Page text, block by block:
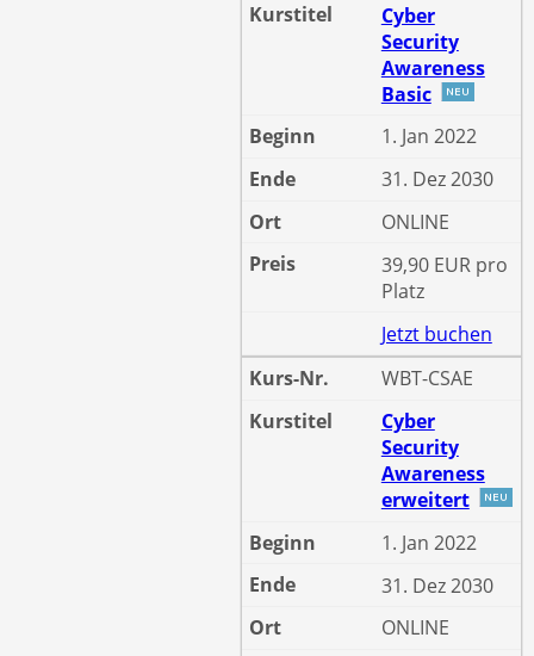
Cyber
Security
Awareness
Basic
1. Jan 2022
31. Dez 2030
ONLINE
39,90 EUR pro
Platz
Jetzt buchen
WBT-CSAE
Cyber
Security
Awareness
erweitert
1. Jan 2022
31. Dez 2030
ONLINE